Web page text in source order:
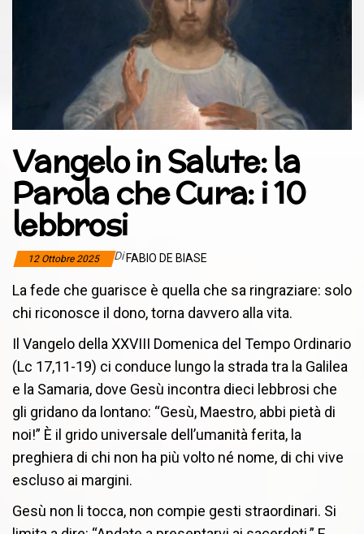
Vangelo in Salute: la
Parola che Cura: i 10
lebbrosi
12 Ottobre 2025 Di FABIO DE BIASE
La fede che guarisce è quella che sa ringraziare: solo
chi riconosce il dono, torna davvero alla vita.
Il Vangelo della XXVIII Domenica del Tempo Ordinario
(Lc 17,11-19) ci conduce lungo la strada tra la Galilea
e la Samaria, dove Gesù incontra dieci lebbrosi che
gli gridano da lontano: “Gesù, Maestro, abbi pietà di
noi!” È il grido universale dell’umanità ferita, la
preghiera di chi non ha più volto né nome, di chi vive
escluso ai margini.
Gesù non li tocca, non compie gesti straordinari. Si